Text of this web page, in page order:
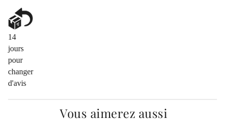
14
jours
pour
changer
d'avis
Vous aimerez aussi